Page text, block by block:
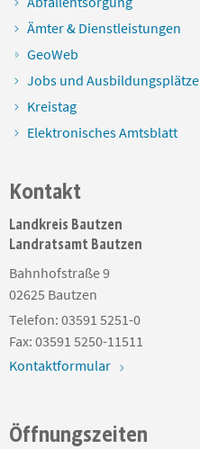
Kontakt
Landkreis Bautzen
Landratsamt Bautzen
Bahnhofstraße 9
02625 Bautzen
Telefon: 03591 5251-0
Fax: 03591 5250-11511
Kontaktformular
Ämter & Dienstleistungen
GeoWeb
Jobs und Ausbildungsplätze
Kreistag
Elektronisches Amtsblatt
Öffnungszeiten